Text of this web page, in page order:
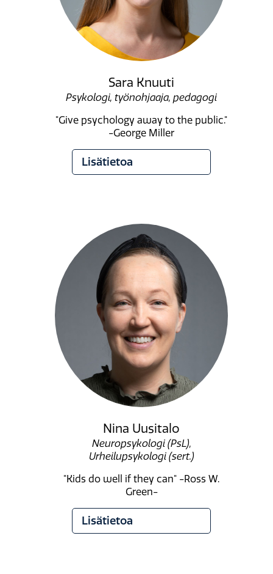
Sara Knuuti
Psykologi, työnohjaaja, pedagogi
"Give psychology away to the public."
-George Miller
Lisätietoa
Nina Uusitalo
Neuropsykologi (PsL),
Urheilupsykologi (sert.)
"Kids do well if they can" -Ross W.
Green-
Lisätietoa